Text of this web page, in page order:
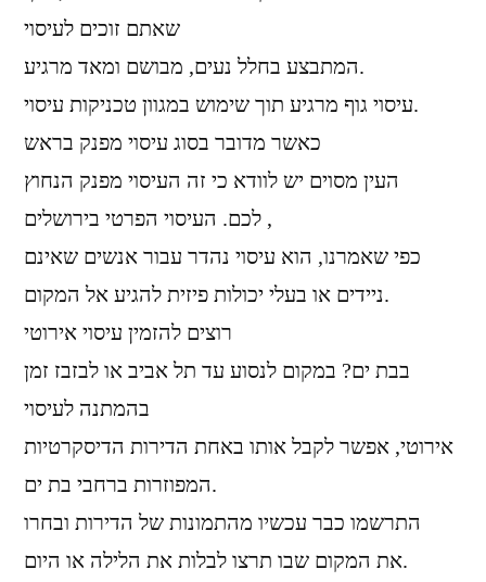
שאתם זוכים לעיסוי
המתבצע בחלל נעים, מבושם ומאד מרגיע.
עיסוי גוף מרגיע תוך שימוש במגוון טכניקות עיסוי.
כאשר מדובר בסוג עיסוי מפנק בראש
העין מסוים יש לוודא כי זה העיסוי מפנק הנחוץ
לכם. העיסוי הפרטי בירושלים ,
כפי שאמרנו, הוא עיסוי נהדר עבור אנשים שאינם
ניידים או בעלי יכולות פיזית להגיע אל המקום.
רוצים להזמין עיסוי אירוטי
בבת ים? במקום לנסוע עד תל אביב או לבזבז זמן
בהמתנה לעיסוי
אירוטי, אפשר לקבל אותו באחת הדירות הדיסקרטיות
המפוזרות ברחבי בת ים.
התרשמו כבר עכשיו מהתמונות של הדירות ובחרו
את המקום שבו תרצו לבלות את הלילה או היום.